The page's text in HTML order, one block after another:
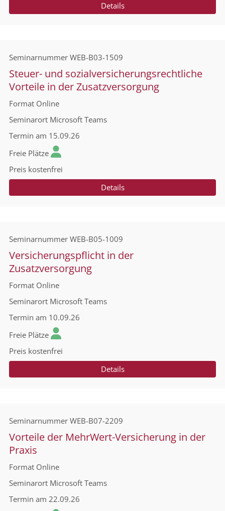
Details
Seminarnummer WEB-B03-1509
Steuer- und sozialversicherungsrechtliche
Vorteile in der Zusatzversorgung
Format Online
Seminarort Microsoft Teams
Termin am 15.09.26
Freie Plätze
Preis kostenfrei
Details
Seminarnummer WEB-B05-1009
Versicherungspflicht in der
Zusatzversorgung
Format Online
Seminarort Microsoft Teams
Termin am 10.09.26
Freie Plätze
Preis kostenfrei
Details
Seminarnummer WEB-B07-2209
Vorteile der MehrWert-Versicherung in der
Praxis
Format Online
Seminarort Microsoft Teams
Termin am 22.09.26